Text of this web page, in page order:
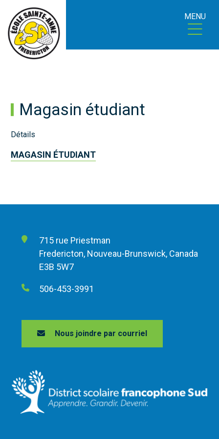
MENU
Magasin étudiant
Détails
MAGASIN ÉTUDIANT
715 rue Priestman
Fredericton, Nouveau-Brunswick, Canada
E3B 5W7
506-453-3991
Nous joindre par courriel